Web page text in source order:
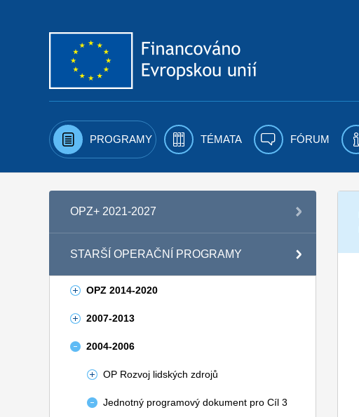
PROGRAMY TÉMATA FÓRUM
OPZ+ 2021-2027
STARŠÍ OPERAČNÍ PROGRAMY
OPZ 2014-2020
2007-2013
2004-2006
OP Rozvoj lidských zdrojů
Jednotný programový dokument pro Cíl 3